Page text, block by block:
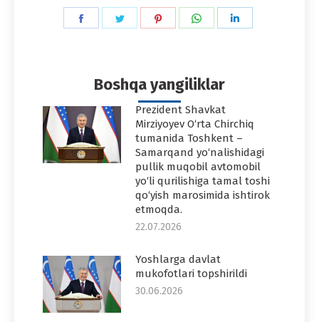
Share
Share
Share
Share
Boshqa yangiliklar
Prezident Shavkat
Mirziyoyev O‘rta Chirchiq
tumanida Toshkent –
Samarqand yo‘nalishidagi
pullik muqobil avtomobil
yo‘li qurilishiga tamal toshi
qo‘yish marosimida ishtirok
etmoqda.
22.07.2026
Yoshlarga davlat
mukofotlari topshirildi
30.06.2026